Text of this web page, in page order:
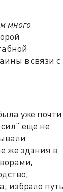
много
в связи с
уже почти
еще не
же здания в
избрало путь